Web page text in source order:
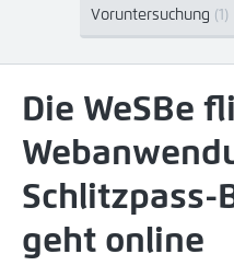
Voruntersuchung (1)
Die WeSBe
Schlitzpass-
geht online